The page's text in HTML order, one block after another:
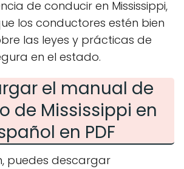
de conducir en Mississippi,
los conductores estén bien
las leyes y prácticas de
en el estado.
el manual de
de Mississippi en
en PDF
puedes descargar